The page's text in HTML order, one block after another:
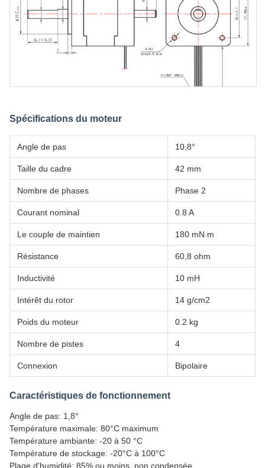
Spécifications du moteur
Angle de pas 10,8°
Taille du cadre 42 mm
Nombre de phases Phase 2
Courant nominal 0.8 A
Le couple de maintien 180 mN.m
Résistance 60,8 ohm
Inductivité 10 mH
Intérêt du rotor 14 g/cm2
Poids du moteur 0.2 kg
Nombre de pistes 4
Connexion Bipolaire
Caractéristiques de fonctionnement
Angle de pas: 1,8°
Température maximale: 80°C maximum
Température ambiante: -20 à 50 °C
Température de stockage: -20°C à 100°C
Plage d'humidité: 85% ou moins, non condensée